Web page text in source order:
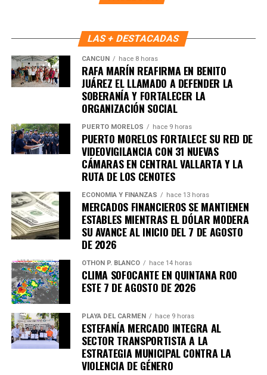
Recibe las noticias al instante
Únete al canal oficial de WhatsApp de
Quinto Podery recibe las noticias más
importantes de Quintana Roo directamente
en tu teléfono.
LAS + DESTACADAS
CANCÚN hace 8 horas
RAFA MARÍN REAFIRMA EN BENITO
JUÁREZ EL LLAMADO A DEFENDER LA
SOBERANÍA Y FORTALECER LA
ORGANIZACIÓN SOCIAL
PUERTO MORELOS hace 9 horas
PUERTO MORELOS FORTALECE SU RED DE
VIDEOVIGILANCIA CON 31 NUEVAS
CÁMARAS EN CENTRAL VALLARTA Y LA
RUTA DE LOS CENOTES
ECONOMÍA Y FINANZAS hace 13 horas
MERCADOS FINANCIEROS SE MANTIENEN
ESTABLES MIENTRAS EL DÓLAR MODERA
SU AVANCE AL INICIO DEL 7 DE AGOSTO
DE 2026
OTHON P. BLANCO hace 14 horas
CLIMA SOFOCANTE EN QUINTANA ROO
ESTE 7 DE AGOSTO DE 2026
PLAYA DEL CARMEN hace 9 horas
ESTEFANÍA MERCADO INTEGRA AL
SECTOR TRANSPORTISTA A LA
ESTRATEGIA MUNICIPAL CONTRA LA
VIOLENCIA DE GÉNERO